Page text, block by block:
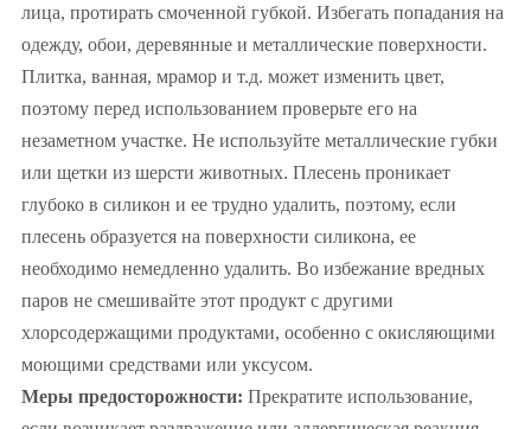
лица, протирать смоченной губкой. Избегать попадания на
одежду, обои, деревянные и металлические поверхности.
Плитка, ванная, мрамор и т.д. может изменить цвет,
поэтому перед использованием проверьте его на
незаметном участке. Не используйте металлические губки
или щетки из шерсти животных. Плесень проникает
глубоко в силикон и ее трудно удалить, поэтому, если
плесень образуется на поверхности силикона, ее
необходимо немедленно удалить. Во избежание вредных
паров не смешивайте этот продукт с другими
хлорсодержащими продуктами, особенно с окисляющими
моющими средствами или уксусом.
Меры предосторожности: Прекратите использование,